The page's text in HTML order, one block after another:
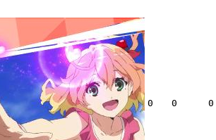
0 0 0